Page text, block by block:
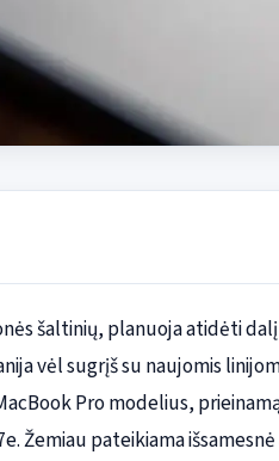
šaltinių, planuoja atidėti
vėl sugrįš su naujomis
Pro modelius,
Žemiau pateikiama